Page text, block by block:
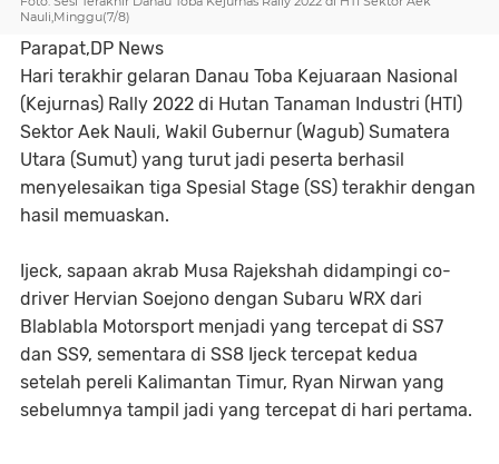
Nauli,Minggu(7/8)
Parapat,DP News
Hari terakhir gelaran Danau Toba Kejuaraan Nasional
(Kejurnas) Rally 2022 di Hutan Tanaman Industri (HTI)
Sektor Aek Nauli, Wakil Gubernur (Wagub) Sumatera
Utara (Sumut) yang turut jadi peserta berhasil
menyelesaikan tiga Spesial Stage (SS) terakhir dengan
hasil memuaskan.
Ijeck, sapaan akrab Musa Rajekshah didampingi co-
driver Hervian Soejono dengan Subaru WRX dari
Blablabla Motorsport menjadi yang tercepat di SS7
dan SS9, sementara di SS8 Ijeck tercepat kedua
setelah pereli Kalimantan Timur, Ryan Nirwan yang
sebelumnya tampil jadi yang tercepat di hari pertama.